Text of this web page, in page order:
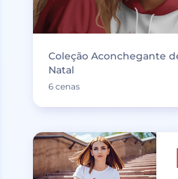
Coleção Aconchegante
Natal
6 cenas